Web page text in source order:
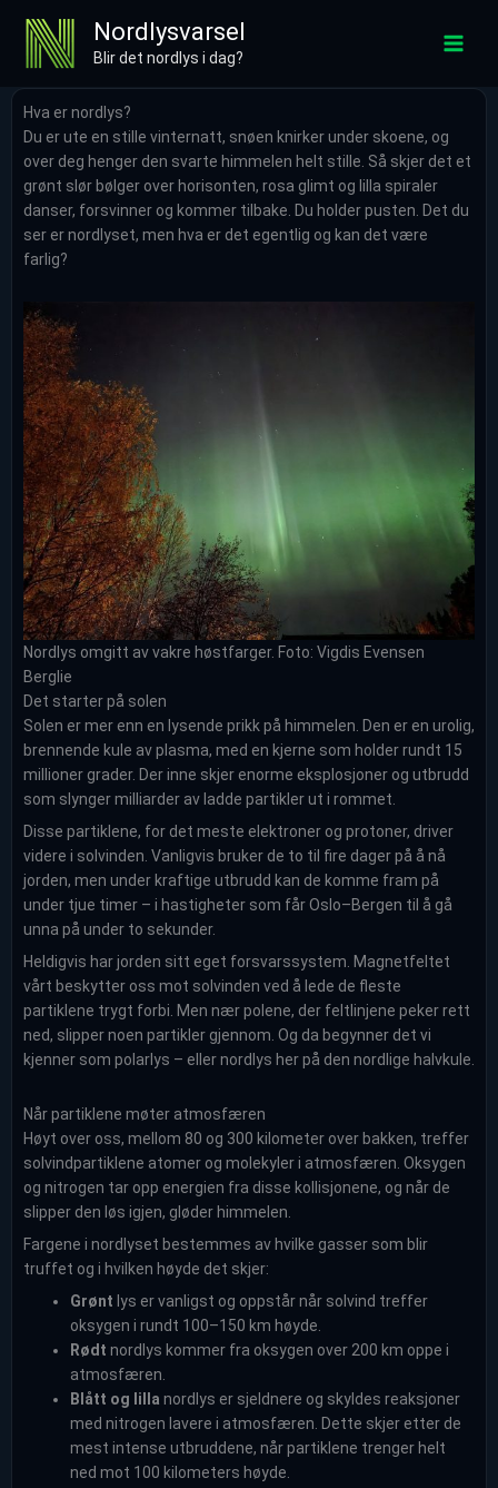
innholdet
Nordlysvarsel
Blir det nordlys i dag?
Hva er nordlys?
Du er ute en stille vinternatt, snøen knirker under skoene, og
over deg henger den svarte himmelen helt stille. Så skjer det et
grønt slør bølger over horisonten, rosa glimt og lilla spiraler
danser, forsvinner og kommer tilbake. Du holder pusten. Det du
ser er nordlyset, men hva er det egentlig og kan det være
farlig?
Nordlys omgitt av vakre høstfarger. Foto: Vigdis Evensen
Berglie
Det starter på solen
Solen er mer enn en lysende prikk på himmelen. Den er en urolig,
brennende kule av plasma, med en kjerne som holder rundt 15
millioner grader. Der inne skjer enorme eksplosjoner og utbrudd
som slynger milliarder av ladde partikler ut i rommet.
Disse partiklene, for det meste elektroner og protoner, driver
videre i solvinden. Vanligvis bruker de to til fire dager på å nå
jorden, men under kraftige utbrudd kan de komme fram på
under tjue timer – i hastigheter som får Oslo–Bergen til å gå
unna på under to sekunder.
Heldigvis har jorden sitt eget forsvarssystem. Magnetfeltet
vårt beskytter oss mot solvinden ved å lede de fleste
partiklene trygt forbi. Men nær polene, der feltlinjene peker rett
ned, slipper noen partikler gjennom. Og da begynner det vi
kjenner som polarlys – eller nordlys her på den nordlige halvkule.
Når partiklene møter atmosfæren
Høyt over oss, mellom 80 og 300 kilometer over bakken, treffer
solvindpartiklene atomer og molekyler i atmosfæren. Oksygen
og nitrogen tar opp energien fra disse kollisjonene, og når de
slipper den løs igjen, gløder himmelen.
Fargene i nordlyset bestemmes av hvilke gasser som blir
truffet og i hvilken høyde det skjer:
Grønt lys er vanligst og oppstår når solvind treffer
oksygen i rundt 100–150 km høyde.
Rødt nordlys kommer fra oksygen over 200 km oppe i
atmosfæren.
Blått og lilla nordlys er sjeldnere og skyldes reaksjoner
med nitrogen lavere i atmosfæren. Dette skjer etter de
mest intense utbruddene, når partiklene trenger helt
ned mot 100 kilometers høyde.